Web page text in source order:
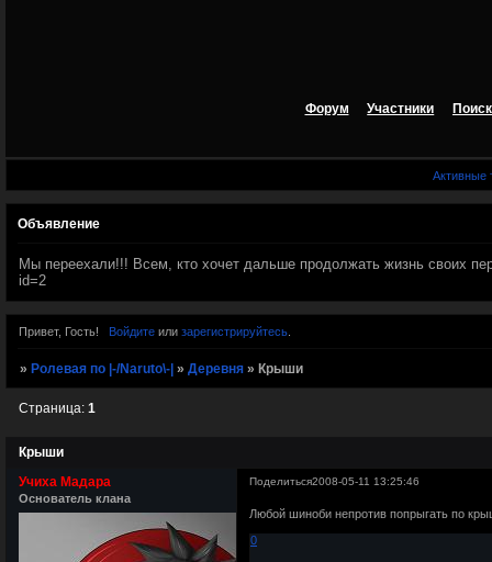
Форум Участники Поиск
Активные
Объявление
Мы переехали!!! Всем, кто хочет дальше продолжать жизнь своих
id=2
Привет, Гость! Войдитеили зарегистрируйтесь.
»Ролевая по |-/Naruto\-| »Деревня »Крыши
Крыши
Страница:1
Поделиться2008-05-11 13:25:46
Учиха Мадара
Основатель клана
Любой шиноби непротив попрыгать по
0